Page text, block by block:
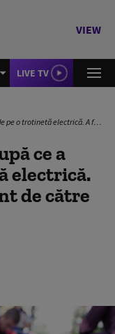
VIEW
LIVE TV
A fost găsit inconştient de către un trecător
ce a
electrică.
de către